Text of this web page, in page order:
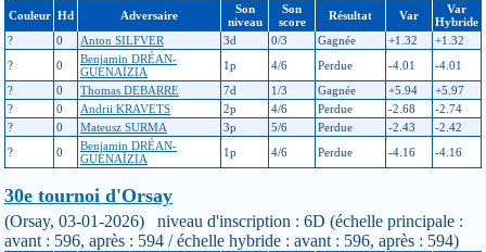
Couleur Hd Adversaire
Son
niveau
Son
score
Résultat Var
Var
Hybride
?
0 Anton SILFVER 3d 0/3 Gagnée +1.32
+1.32
?
0
Benjamin DRÉAN-
GUÉNAÏZIA
1p 4/6 Perdue -4.01
-4.01
?
0 Thomas DEBARRE 7d 1/3 Gagnée +5.94
+5.97
?
0 Andrii KRAVETS 2p 4/6 Perdue -2.68
-2.74
?
0 Mateusz SURMA 3p 5/6 Perdue -2.43
-2.42
?
0
Benjamin DRÉAN-
GUÉNAÏZIA
1p 4/6 Perdue -4.16 -4.16
30e tournoi d'Orsay
(Orsay, 03-01-2026) niveau d'inscription : 6D (échelle principale :
avant : 596, après : 594 / échelle hybride : avant : 596, après : 594)